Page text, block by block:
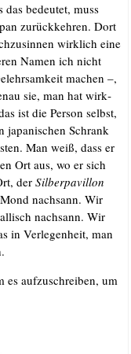
bedeu­tet, muss
zurück­keh­ren. Dort
wirk­lich eine
Namen ich nicht
machen –,
sie, man hat wirk­
ist die Per­son selbst,
japa­ni­schen Schrank
Man weiß, dass er
Ort aus, wo er sich
der Sil­ber­pa­vil­lon
nach­sann. Wir
nach­sann. Wir
in Ver­le­gen­heit, man
es auf­zu­schrei­ben, um